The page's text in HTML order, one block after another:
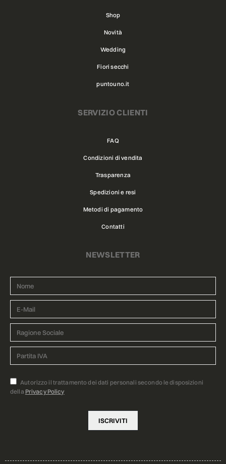
Shop
Novità
Wedding
Fiori secchi
puntouno.it
SERVIZIO CLIENTI
FAQ
Condizioni di vendita
Trasparenza
Spedizioni e resi
Metodi di pagamento
Contatti
NEWSLETTER
Autorizzo il trattamento dei dati personali secondo le disposizioni
della Privacy Policy